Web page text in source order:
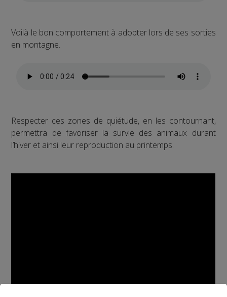
Voilà le bon comportement à adopter lors de ses sorties
en montagne.
Respecter ces zones de quiétude, en les contournant,
permettra de favoriser la survie des animaux durant
l’hiver et ainsi leur reproduction au printemps.